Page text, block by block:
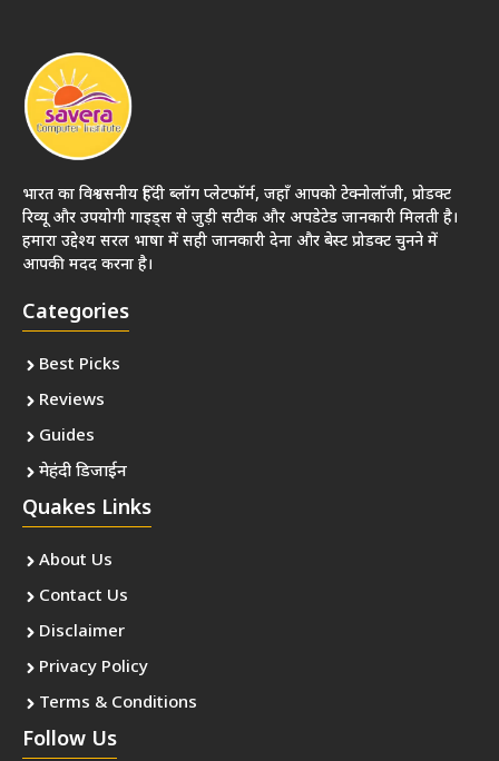
भारत का विश्वसनीय हिंदी ब्लॉग प्लेटफॉर्म, जहाँ आपको टेक्नोलॉजी, प्रोडक्ट
रिव्यू और उपयोगी गाइड्स से जुड़ी सटीक और अपडेटेड जानकारी मिलती है।
हमारा उद्देश्य सरल भाषा में सही जानकारी देना और बेस्ट प्रोडक्ट चुनने में
आपकी मदद करना है।
Categories
Best Picks
Reviews
Guides
मेहंदी डिजाईन
Quakes Links
About Us
Contact Us
Disclaimer
Privacy Policy
Terms & Conditions
Follow Us